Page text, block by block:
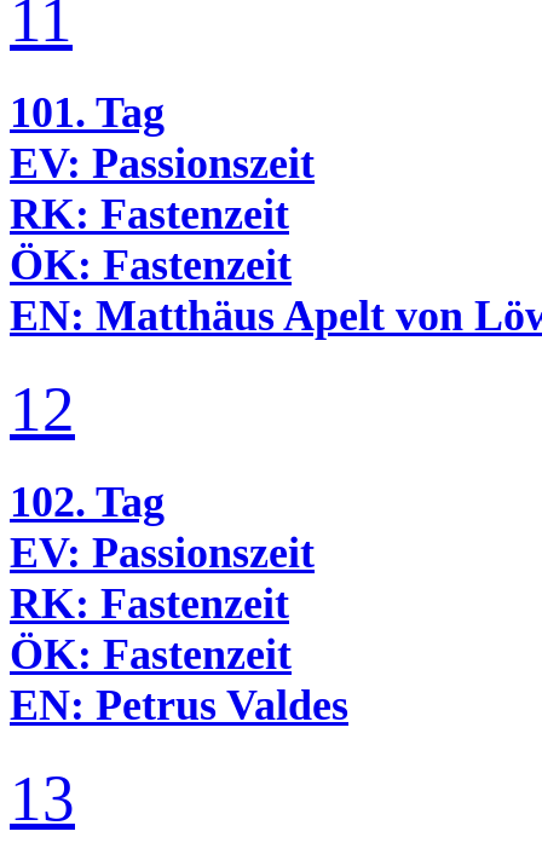
11
101. Tag
EV: Passionszeit
RK: Fastenzeit
ÖK: Fastenzeit
EN: Matthäus Apelt von
12
102. Tag
EV: Passionszeit
RK: Fastenzeit
ÖK: Fastenzeit
EN: Petrus Valdes
13